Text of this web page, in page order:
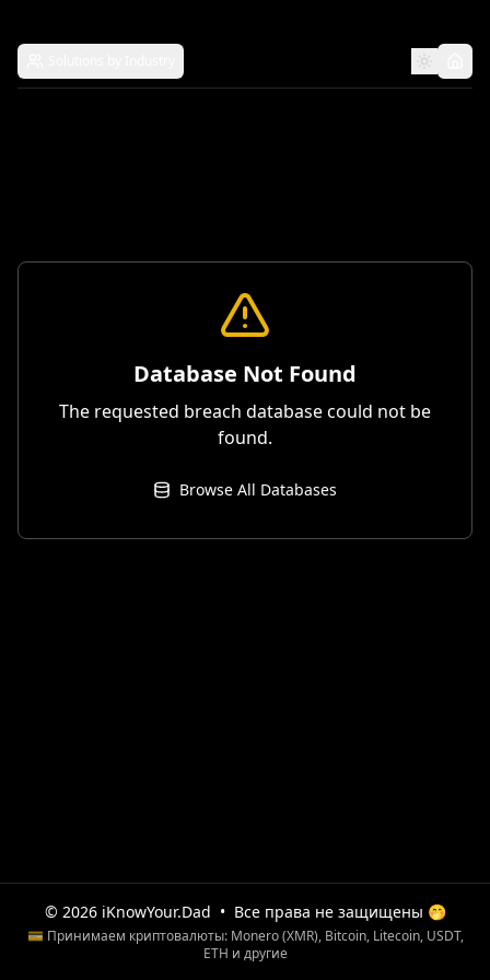
Database Not Found
The requested breach database could not be
found.
Browse All Databases
© 2026 iKnowYour.Dad • Все права не защищены 🤭
💳 Принимаем криптовалюты: Monero (XMR), Bitcoin, Litecoin, USDT,
ETH и другие